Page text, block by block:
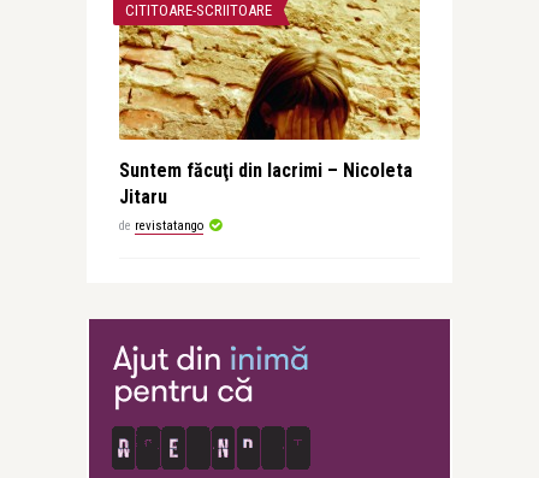
CITITOARE-SCRIITOARE
Suntem făcuţi din lacrimi – Nicoleta
Jitaru
de revistatango